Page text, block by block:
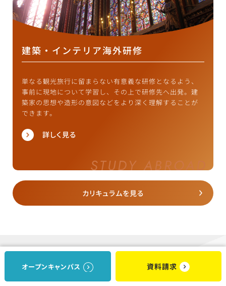
建築・インテリア海外研修
単なる観光旅行に留まらない有意義な研修となるよう、
事前に現地について学習し、その上で研修先へ出発。建
築家の思想や造形の意図などをより深く理解することが
できます。
詳しく見る
カリキュラムを見る
LEARNING
オープンキャンパス 資料請求